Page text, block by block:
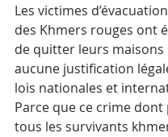
Les victimes
des Khmers rouges ont
de quitter leurs maisons
aucune justification
lois nationales et
Parce que ce crime
tous les survivants